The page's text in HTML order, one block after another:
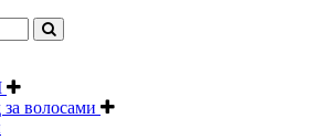
волосами